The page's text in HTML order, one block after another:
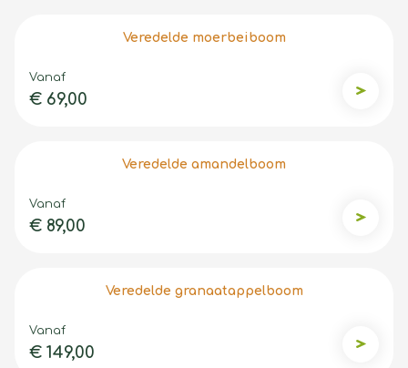
Veredelde moerbeiboom
Vanaf
€ 69,00
Veredelde amandelboom
Vanaf
€ 89,00
Veredelde granaatappelboom
Vanaf
€ 149,00